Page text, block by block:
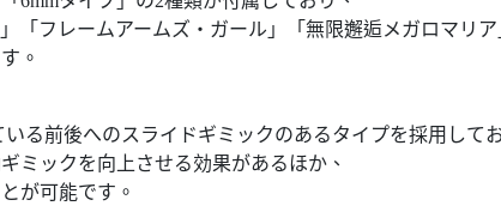
「フレームアームズ・ガール」「無限邂逅メガロマリア
。
る前後へのスライドギミックのあるタイプを採用して
ミックを向上させる効果があるほか、
が可能です。